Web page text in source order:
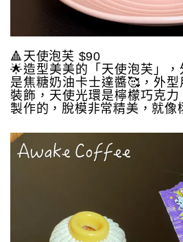
🔺天使泡芙 $90
🌟造型美美的「天使泡芙」
是焦糖奶油卡士達醬🥰，外
裝飾，天使光環是檸檬巧克
製作的，脫模非常精美，就像